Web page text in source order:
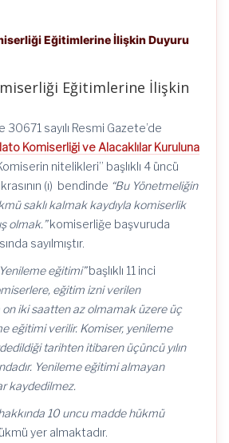
Eğitimlerine İlişkin Duyuru
Eğitimlerine İlişkin
sayılı Resmi Gazete’de
Komiserliği ve Alacaklılar Kuruluna
nitelikleri” başlıklı 4 üncü
(ı) bendinde “Bu Yönetmeliğin
saklı kalmak kaydıyla komiserlik
olmak.”komiserliğe başvuruda
sayılmıştır.
eğitimi”başlıklı 11 inci
eğitim izni verilen
iki saatten az olmamak üzere üç
eğitimi verilir. Komiser, yenileme
tarihten itibaren üçüncü yılın
Yenileme eğitimi almayan
kaydedilmez.
10 uncu madde hükmü
yer almaktadır.